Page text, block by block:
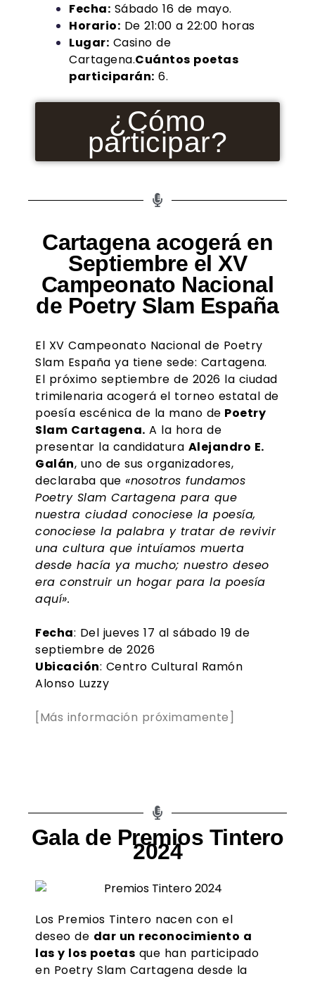
Fecha: Sábado 16 de mayo.
Horario: De 21:00 a 22:00 horas
Lugar: Casino de
Cartagena.Cuántos poetas
participarán: 6.
¿Cómo
participar?
Cartagena acogerá en
Septiembre el XV
Campeonato Nacional
de Poetry Slam España
El XV Campeonato Nacional de Poetry
Slam España ya tiene sede: Cartagena.
El próximo septiembre de 2026 la ciudad
trimilenaria acogerá el torneo estatal de
poesía escénica de la mano de Poetry
Slam Cartagena. A la hora de
presentar la candidatura Alejandro E.
Galán, uno de sus organizadores,
declaraba que «nosotros fundamos
Poetry Slam Cartagena para que
nuestra ciudad conociese la poesía,
conociese la palabra y tratar de revivir
una cultura que intuíamos muerta
desde hacía ya mucho; nuestro deseo
era construir un hogar para la poesía
aquí».
Fecha: Del jueves 17 al sábado 19 de
septiembre de 2026
Ubicación: Centro Cultural Ramón
Alonso Luzzy
[Más información próximamente]
Gala de Premios Tintero
2024
Los Premios Tintero nacen con el
deseo de dar un reconocimiento a
las y los poetas que han participado
en Poetry Slam Cartagena desde la